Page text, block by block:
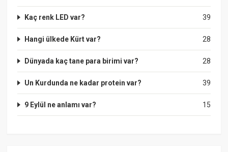
39
Kaç renk LED var?
28
Hangi ülkede Kürt var?
28
Dünyada kaç tane para birimi var?
39
Un Kurdunda ne kadar protein var?
15
9 Eylül ne anlamı var?